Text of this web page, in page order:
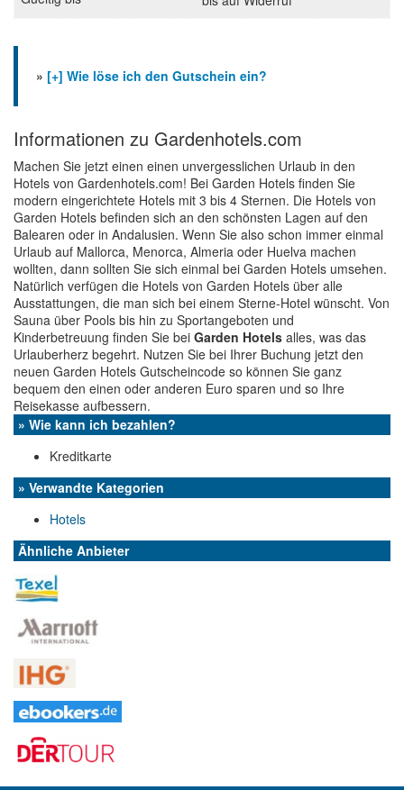
» [+] Wie löse ich den Gutschein ein?
Informationen zu Gardenhotels.com
Machen Sie jetzt einen einen unvergesslichen Urlaub in den
Hotels von Gardenhotels.com! Bei Garden Hotels finden Sie
modern eingerichtete Hotels mit 3 bis 4 Sternen. Die Hotels von
Garden Hotels befinden sich an den schönsten Lagen auf den
Balearen oder in Andalusien. Wenn Sie also schon immer einmal
Urlaub auf Mallorca, Menorca, Almeria oder Huelva machen
wollten, dann sollten Sie sich einmal bei Garden Hotels umsehen.
Natürlich verfügen die Hotels von Garden Hotels über alle
Ausstattungen, die man sich bei einem Sterne-Hotel wünscht. Von
Sauna über Pools bis hin zu Sportangeboten und
Kinderbetreuung finden Sie bei Garden Hotels alles, was das
Urlauberherz begehrt. Nutzen Sie bei Ihrer Buchung jetzt den
neuen Garden Hotels Gutscheincode so können Sie ganz
bequem den einen oder anderen Euro sparen und so Ihre
Reisekasse aufbessern.
» Wie kann ich bezahlen?
Kreditkarte
» Verwandte Kategorien
Hotels
Ähnliche Anbieter